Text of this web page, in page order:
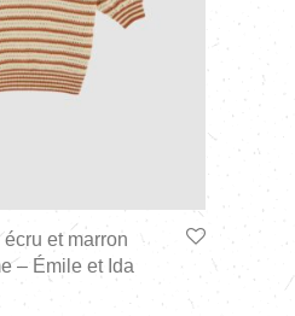
et marron
– Émile et Ida